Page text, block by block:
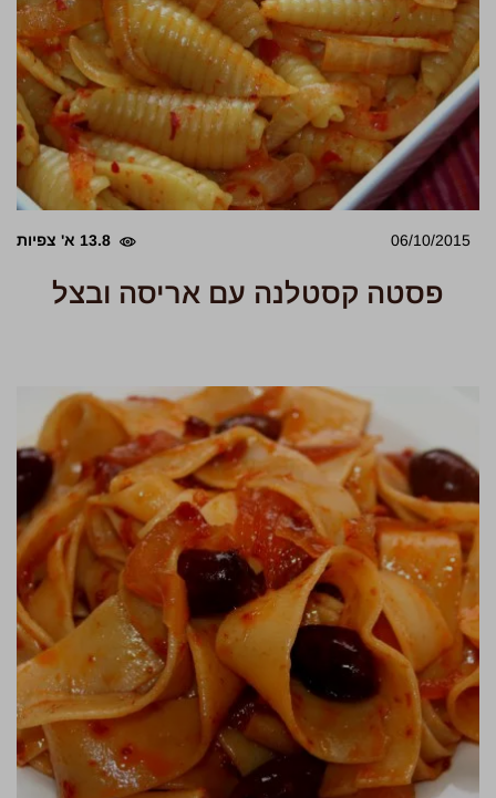
06/10/2015 13.8 א' צפיות
פסטה קסטלנה עם אריסה ובצל